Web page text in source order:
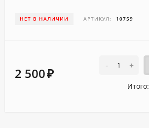
НЕТ В НАЛИЧИИ АРТИКУЛ: 10759
2 500₽
- +
Итого: